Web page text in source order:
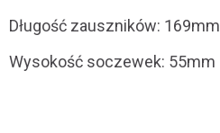
Długość zauszników: 169mm
Wysokość soczewek: 55mm